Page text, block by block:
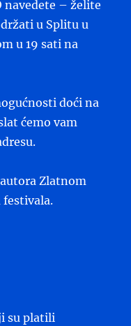
navedete – želite
u Splitu u
u 19 sati na
doći na
ćemo vam
Zlatnom
festivala.
su platili